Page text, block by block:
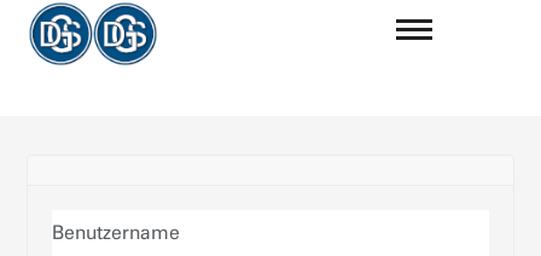
Benutzername